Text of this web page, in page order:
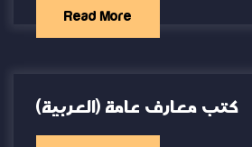
Read More
(العربية) كتب معارف عامة